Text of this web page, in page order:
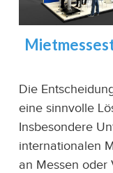
Die
eine sinnvolle
Insbesondere
internationalen
an Messen oder